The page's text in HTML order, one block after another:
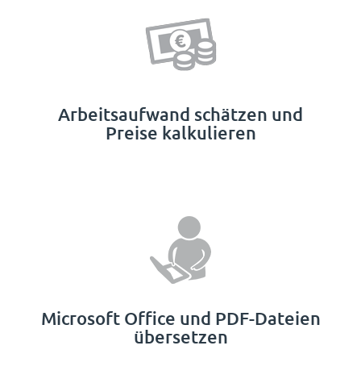
Arbeitsaufwand schätzen und
Preise kalkulieren
Microsoft Office und PDF-Dateien
übersetzen